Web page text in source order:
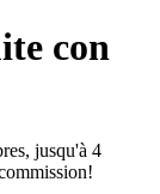
con
jusqu'à 4